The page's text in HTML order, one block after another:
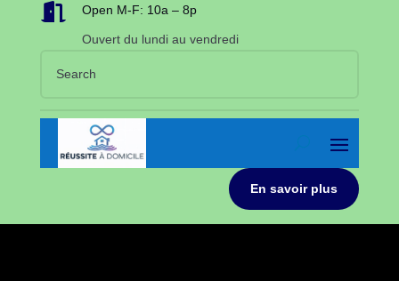
 Open M-F: 10a – 8p
Ouvert du lundi au vendredi
En savoir plus